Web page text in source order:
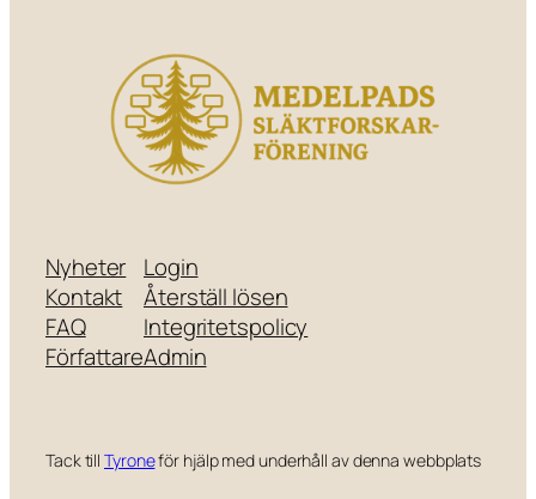
Nyheter
Kontakt
FAQ
Författare
Login
Återställ lösen
Integritetspolicy
Admin
Tack tillTyroneför hjälp med underhåll av denna webbplats